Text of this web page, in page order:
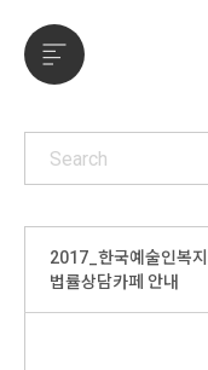
2017_한국예술인복
법률상담카페 안내